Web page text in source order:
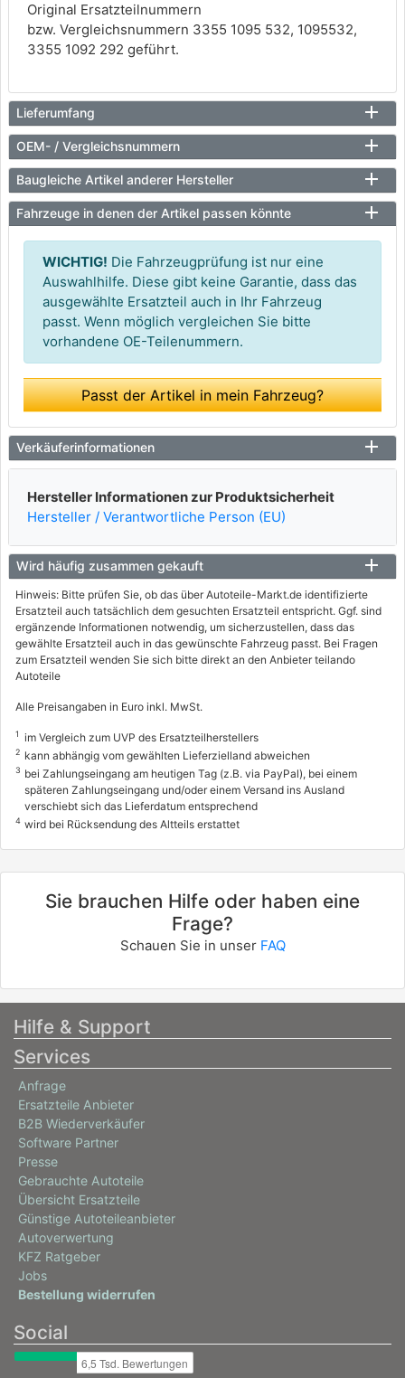
Original Ersatzteilnummern
bzw. Vergleichsnummern 3355 1095 532, 1095532,
3355 1092 292 geführt.
Lieferumfang
OEM- / Vergleichsnummern
Baugleiche Artikel anderer Hersteller
Fahrzeuge in denen der Artikel passen könnte
WICHTIG! Die Fahrzeugprüfung ist nur eine
Auswahlhilfe. Diese gibt keine Garantie, dass das
ausgewählte Ersatzteil auch in Ihr Fahrzeug
passt. Wenn möglich vergleichen Sie bitte
vorhandene OE-Teilenummern.
Passt der Artikel in mein Fahrzeug?
Verkäuferinformationen
Hersteller Informationen zur Produktsicherheit
Hersteller / Verantwortliche Person (EU)
Wird häufig zusammen gekauft
Hinweis: Bitte prüfen Sie, ob das über Autoteile-Markt.de identifizierte
Ersatzteil auch tatsächlich dem gesuchten Ersatzteil entspricht. Ggf. sind
ergänzende Informationen notwendig, um sicherzustellen, dass das
gewählte Ersatzteil auch in das gewünschte Fahrzeug passt. Bei Fragen
zum Ersatzteil wenden Sie sich bitte direkt an den Anbieter teilando
Autoteile
Alle Preisangaben in Euro inkl. MwSt.
1 im Vergleich zum UVP des Ersatzteilherstellers
2 kann abhängig vom gewählten Lieferzielland abweichen
3 bei Zahlungseingang am heutigen Tag (z.B. via PayPal), bei einem
späteren Zahlungseingang und/oder einem Versand ins Ausland
verschiebt sich das Lieferdatum entsprechend
4 wird bei Rücksendung des Altteils erstattet
Sie brauchen Hilfe oder haben eine
Frage?
Schauen Sie in unser FAQ
Hilfe & Support
Services
Anfrage
Ersatzteile Anbieter
B2B Wiederverkäufer
Software Partner
Presse
Gebrauchte Autoteile
Übersicht Ersatzteile
Günstige Autoteileanbieter
Autoverwertung
KFZ Ratgeber
Jobs
Bestellung widerrufen
Social